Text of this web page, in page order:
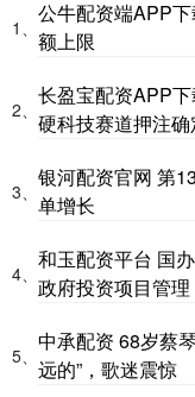
1、
公牛配资端APP
额上限
2、
长盈宝配资APP
硬科技赛道押注确
3、
银河配资官网 第
单增长
4、
和玉配资平台 国
政府投资项目管
5、
中承配资 68岁蔡
远的”，歌迷震惊